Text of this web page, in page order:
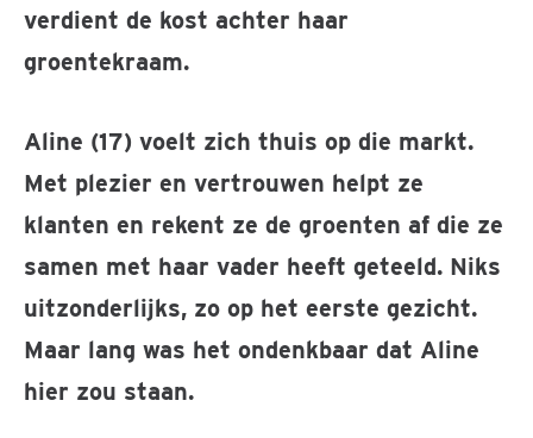
verdient de kost achter haar
groentekraam.
Aline (17) voelt zich thuis op die markt.
Met plezier en vertrouwen helpt ze
klanten en rekent ze de groenten af die ze
samen met haar vader heeft geteeld. Niks
uitzonderlijks, zo op het eerste gezicht.
Maar lang was het ondenkbaar dat Aline
hier zou staan.